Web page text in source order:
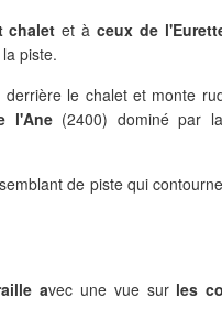
chalet et à ceux de
piste.
le chalet et monte
l'Ane(2400) dominé par
de piste qui
avec une vue surles